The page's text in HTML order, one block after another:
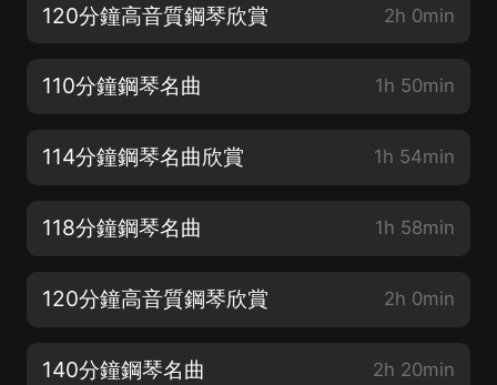
120分鐘高音質鋼琴欣賞 2h 0min
110分鐘鋼琴名曲 1h 50min
114分鐘鋼琴名曲欣賞 1h 54min
118分鐘鋼琴名曲 1h 58min
120分鐘高音質鋼琴欣賞 2h 0min
140分鐘鋼琴名曲 2h 20min